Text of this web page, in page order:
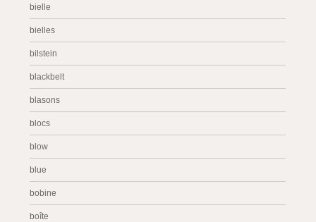
bielle
bielles
bilstein
blackbelt
blasons
blocs
blow
blue
bobine
boîte